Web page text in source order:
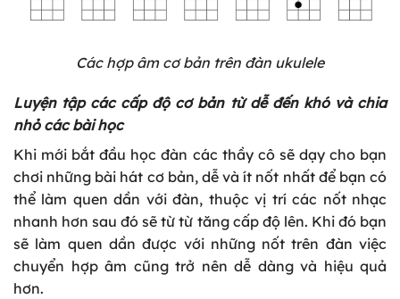
Các hợp âm cơ bản trên đàn ukulele
Luyện tập các cấp độ cơ bản từ dễ đến khó và chia
nhỏ các bài học
Khi mới bắt đầu học đàn các thầy cô sẽ dạy cho bạn
chơi những bài hát cơ bản, dễ và ít nốt nhất để bạn có
thể làm quen dần với đàn, thuộc vị trí các nốt nhạc
nhanh hơn sau đó sẽ từ từ tăng cấp độ lên. Khi đó bạn
sẽ làm quen dần được với những nốt trên đàn việc
chuyển hợp âm cũng trở nên dễ dàng và hiệu quả
hơn.